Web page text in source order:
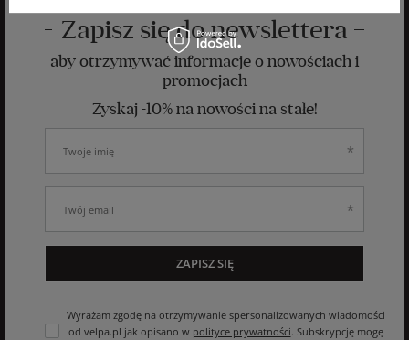
Zapisz się do newslettera
aby otrzymywać informacje o nowościach i
promocjach
Zyskaj -10% na nowości na stałe!
Wyrażam zgodę na otrzymywanie spersonalizowanych wiadomości
od velpa.pl jak opisano w polityce prywatności. Subskrypcję mogę
ZAPISZ SIĘ